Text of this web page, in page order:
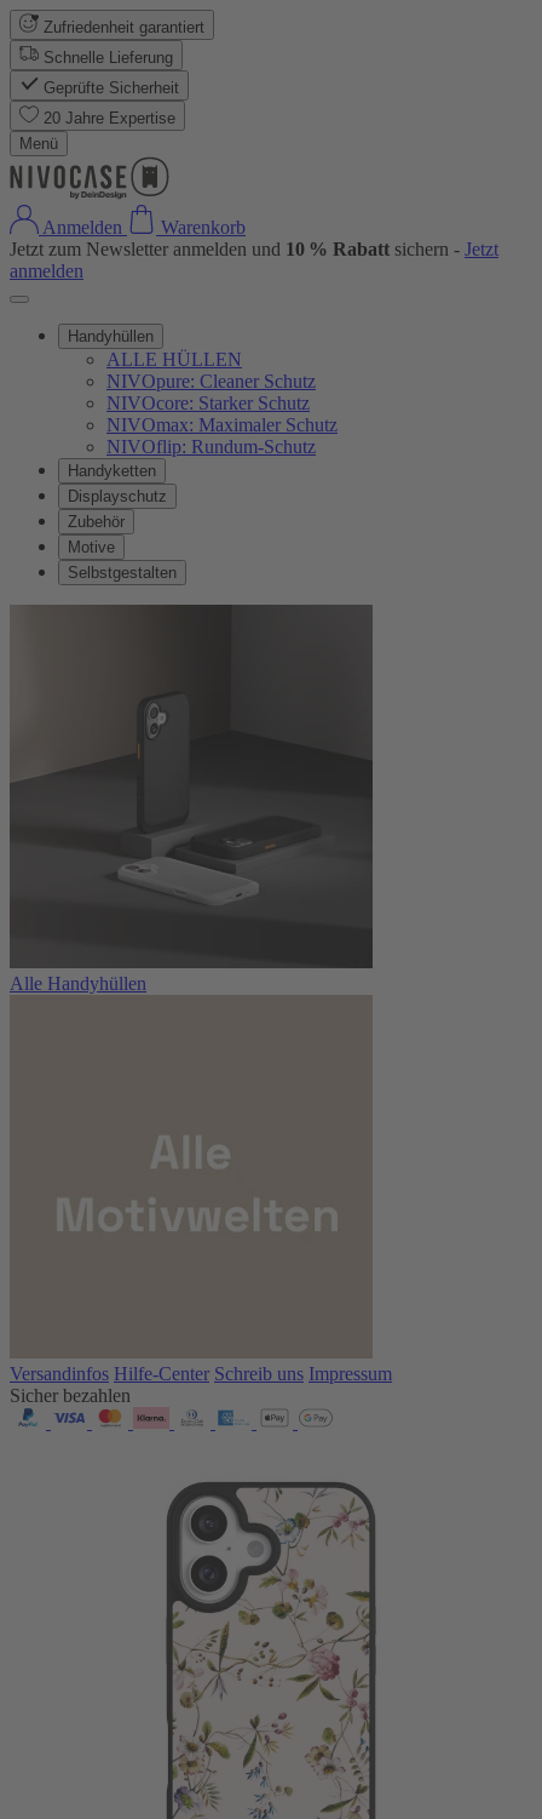
Zufriedenheit garantiert
Schnelle Lieferung
Geprüfte Sicherheit
20 Jahre Expertise
Menü
Anmelden
Warenkorb
Jetzt zum Newsletter anmelden und 10 % Rabatt sichern - Jetzt
anmelden
Handyhüllen
ALLE HÜLLEN
NIVOpure: Cleaner Schutz
NIVOcore: Starker Schutz
NIVOmax: Maximaler Schutz
NIVOflip: Rundum-Schutz
Handyketten
Displayschutz
Zubehör
Motive
Selbstgestalten
Alle Handyhüllen
Versandinfos Hilfe-Center Schreib uns Impressum
Sicher bezahlen